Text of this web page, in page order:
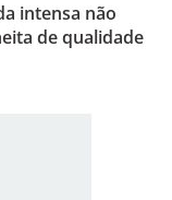
intensa não
de qualidade